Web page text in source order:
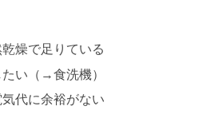
燥で足りている
い（→食洗機）
代に余裕がない